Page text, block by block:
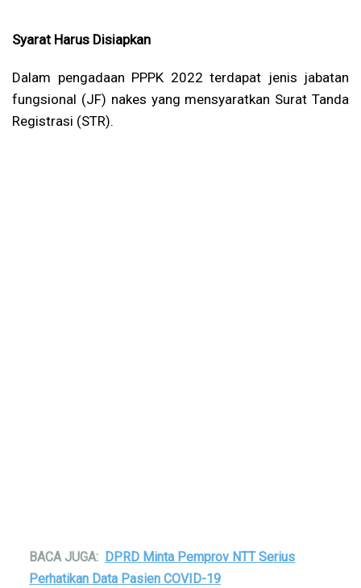
Syarat Harus Disiapkan
Dalam pengadaan PPPK 2022 terdapat jenis jabatan
fungsional (JF) nakes yang mensyaratkan Surat Tanda
Registrasi (STR).
BACA JUGA: DPRD Minta Pemprov NTT Serius
Perhatikan Data Pasien COVID-19